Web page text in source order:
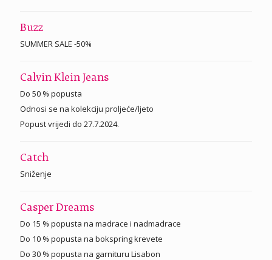
Buzz
SUMMER SALE -50%
Calvin Klein Jeans
Do 50 % popusta
Odnosi se na kolekciju proljeće/ljeto
Popust vrijedi do 27.7.2024.
Catch
Sniženje
Casper Dreams
Do 15 % popusta na madrace i nadmadrace
Do 10 % popusta na bokspring krevete
Do 30 % popusta na garnituru Lisabon